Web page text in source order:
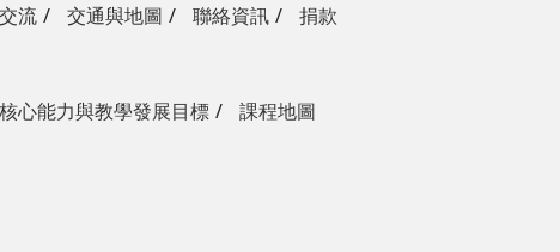
流 交通與地圖 聯絡資訊 捐款
核心能力與教學發展目標 課程地圖